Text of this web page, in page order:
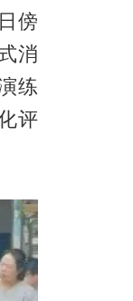
傍
消
练
评